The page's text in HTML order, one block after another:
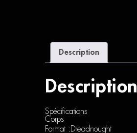
Description
Description
Spécifications
Corps
Format :Dreadnought